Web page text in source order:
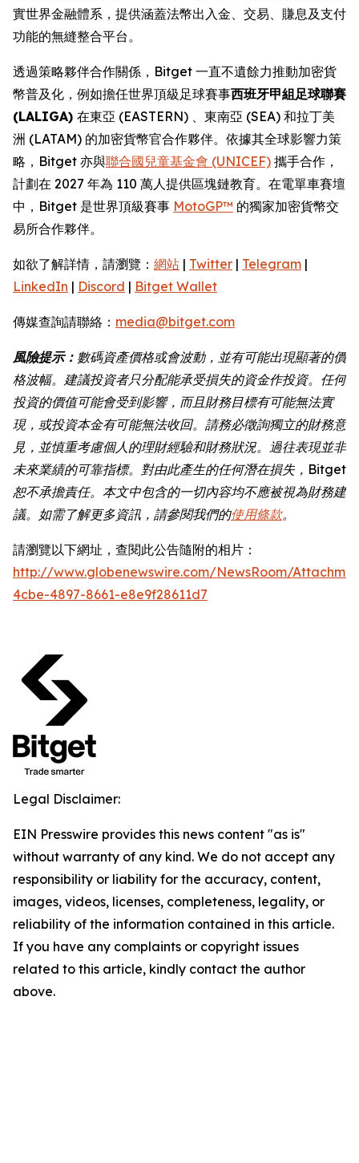
實世界金融體系，提供涵蓋法幣出入金、交易、賺息及支付
功能的無縫整合平台。
透過策略夥伴合作關係，Bitget 一直不遺餘力推動加密貨
幣普及化，例如擔任世界頂級足球賽事西班牙甲組足球聯賽
(LALIGA) 在東亞 (EASTERN) 、東南亞 (SEA) 和拉丁美
洲 (LATAM) 的加密貨幣官合作夥伴。依據其全球影響力策
略，Bitget 亦與聯合國兒童基金會 (UNICEF) 攜手合作，
計劃在 2027 年為 110 萬人提供區塊鏈教育。在電單車賽壇
中，Bitget 是世界頂級賽事 MotoGP™ 的獨家加密貨幣交
易所合作夥伴。
如欲了解詳情，請瀏覽： 網站 | Twitter | Telegram |
LinkedIn | Discord | Bitget Wallet
傳媒查詢請聯絡： media@bitget.com
風險提示： 數碼資產價格或會波動，並有可能出現顯著的價
格波幅。建議投資者只分配能承受損失的資金作投資。任何
投資的價值可能會受到影響，而且財務目標有可能無法實
現，或投資本金有可能無法收回。請務必徵詢獨立的財務意
見，並慎重考慮個人的理財經驗和財務狀況。過往表現並非
未來業績的可靠指標。對由此產生的任何潛在損失，Bitget
恕不承擔責任。本文中包含的一切內容均不應被視為財務建
議。如需了解更多資訊，請參閱我們的使用條款。
請瀏覽以下網址，查閱此公告隨附的相片：
http://www.globenewswire.com/NewsRoom/
4cbe-4897-8661-e8e9f28611d7
Legal Disclaimer:
EIN Presswire provides this news content "as is"
without warranty of any kind. We do not accept any
responsibility or liability for the accuracy, content,
images, videos, licenses, completeness, legality, or
reliability of the information contained in this article.
If you have any complaints or copyright issues
related to this article, kindly contact the author
above.